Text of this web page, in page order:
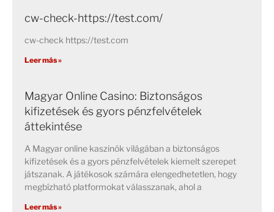
cw-check-https://test.com/
cw-check https://test.com
Leer más »
Magyar Online Casino: Biztonságos
kifizetések és gyors pénzfelvételek
áttekintése
A Magyar online kaszinók világában a biztonságos
kifizetések és a gyors pénzfelvételek kiemelt szerepet
játszanak. A játékosok számára elengedhetetlen, hogy
megbízható platformokat válasszanak, ahol a
Leer más »